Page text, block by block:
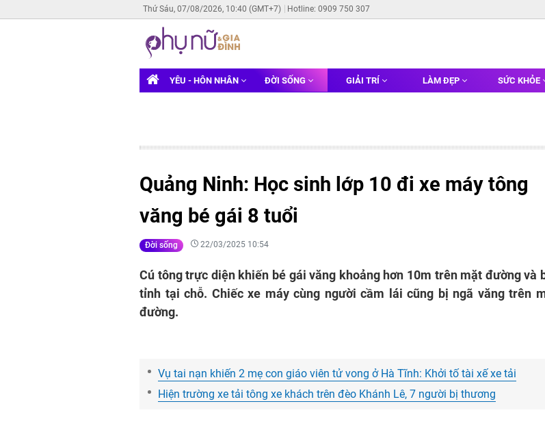
Thứ Sáu, 07/08/2026, 10:40 (GMT+7) Hotline: 0909 750 307
YÊU - HÔN NHÂN ĐỜI SỐNG GIẢI TRÍ LÀM ĐẸP SỨC KHỎE
Quảng Ninh: Học sinh lớp 10 đi xe máy tông
văng bé gái 8 tuổi
Đời sống 22/03/2025 10:54
Cú tông trực diện khiến bé gái văng khoảng hơn 10m trên mặt đường và
tỉnh tại chỗ. Chiếc xe máy cùng người cầm lái cũng bị ngã văng trên
đường.
Vụ tai nạn khiến 2 mẹ con giáo viên tử vong ở Hà Tĩnh: Khởi tố tài xế xe tải
Hiện trường xe tải tông xe khách trên đèo Khánh Lê, 7 người bị thương